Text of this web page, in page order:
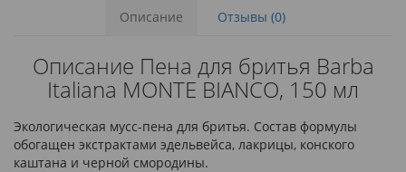
Описание Отзывы (0)
Описание Пена для бритья Barba
Italiana MONTE BIANCO, 150 мл
Экологическая мусс-пена для бритья. Состав формулы
обогащен экстрактами эдельвейса, лакрицы, конского
каштана и черной смородины.